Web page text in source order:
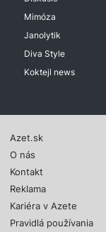
Mimóza
Janolytik
Diva Style
Koktejl news
Azet.sk
O nás
Kontakt
Reklama
Kariéra v Azete
Pravidlá používania